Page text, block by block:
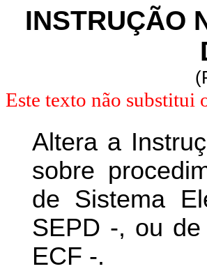
INSTRUÇÃO
Este texto não substitui
Altera a
sobre
de Sistema
SEPD -, ou
ECF -.